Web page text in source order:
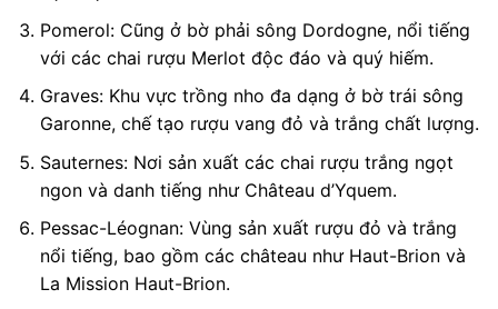
Pomerol: Cũng ở bờ phải sông Dordogne, nổi tiếng
với các chai rượu Merlot độc đáo và quý hiếm.
Graves: Khu vực trồng nho đa dạng ở bờ trái sông
Garonne, chế tạo rượu vang đỏ và trắng chất lượng.
Sauternes: Nơi sản xuất các chai rượu trắng ngọt
ngon và danh tiếng như Château d’Yquem.
Pessac-Léognan: Vùng sản xuất rượu đỏ và trắng
nổi tiếng, bao gồm các château như Haut-Brion và
La Mission Haut-Brion.